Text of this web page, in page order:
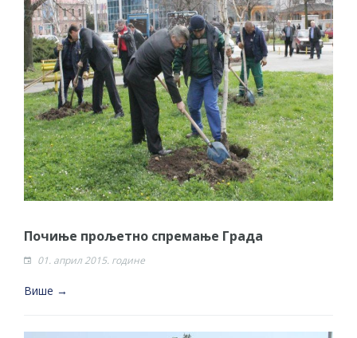
Почиње прољетно спремање Града
01. април 2015. године
Више →